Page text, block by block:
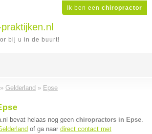
Ik ben een chiropractor
bij u in de buurt!
» Gelderland » Epse
bevat helaas nog geen chiropractors in Epse.
of ga naar direct contact met